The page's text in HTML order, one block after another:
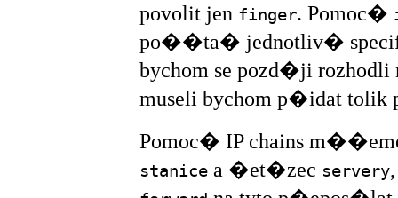
povolit jen finger. Pomoc�
po��ta� jednotliv�
bychom se pozd�ji
museli bychom p�idat tolik
Pomoc� IP chains
stanice a �et�zec servery